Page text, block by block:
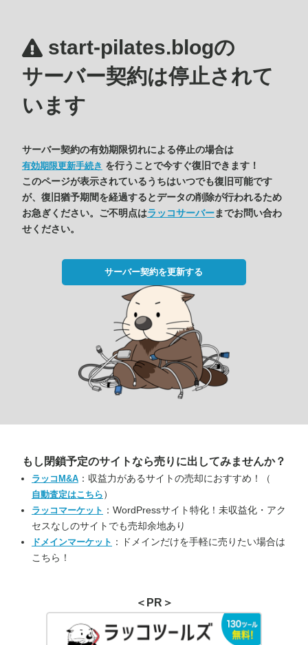
start-pilates.blogの
サーバー契約は停止されて
います
サーバー契約の有効期限切れによる停止の場合は
有効期限更新手続き を行うことで今すぐ復旧できます！
このページが表示されているうちはいつでも復旧可能です
が、復旧猶予期間を経過するとデータの削除が行われるため
お急ぎください。ご不明点はラッコサーバーまでお問い合わ
せください。
サーバー契約を更新する
もし閉鎖予定のサイトなら売りに出してみませんか？
ラッコM&A ：収益力があるサイトの売却におすすめ！（
自動査定はこちら ）
ラッコマーケット ：WordPressサイト特化！未収益化・アク
セスなしのサイトでも売却余地あり
ドメインマーケット ：ドメインだけを手軽に売りたい場合は
こちら！
＜PR＞